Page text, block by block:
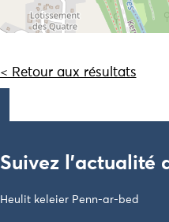
< Retour aux résultats
Suivez l'actualité
Heulit keleier Penn-ar-bed